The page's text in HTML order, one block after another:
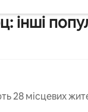
інші
28 місцевих